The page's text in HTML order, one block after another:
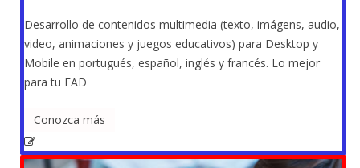
Desarrollo de contenidos multimedia (texto, imágens, audio,
video, animaciones y juegos educativos) para Desktop y
Mobile en portugués, español, inglés y francés. Lo mejor
para tu EAD
Conozca más